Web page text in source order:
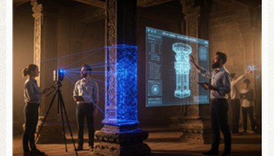
gần hơn với công chúng hiện đại.